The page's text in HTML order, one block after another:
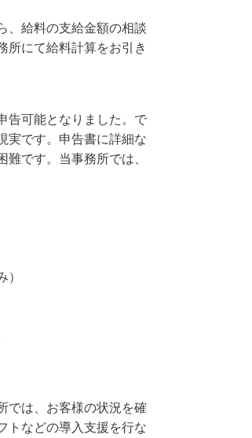
、給料の支給金額の相談
所にて給料計算をお引き
告可能となりました。で
実です。申告書に詳細な
です。当事務所では、
では、お客様の状況を確
トなどの導入支援を行な